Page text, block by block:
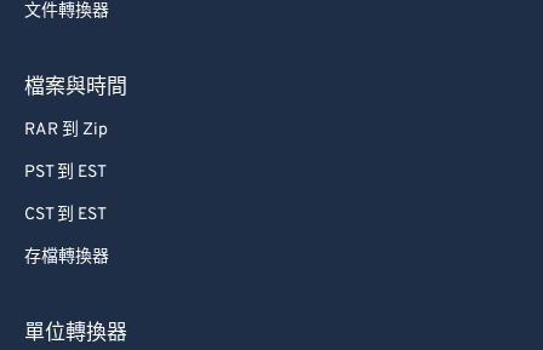
文件轉換器
檔案與時間
RAR 到 Zip
PST 到 EST
CST 到 EST
存檔轉換器
單位轉換器